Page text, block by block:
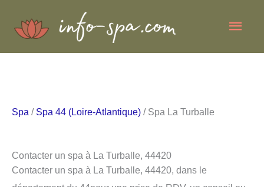
Spa / Spa 44 (Loire-Atlantique) / Spa La Turballe
Contacter un spa à La Turballe, 44420
Contacter un spa à La Turballe, 44420, dans le